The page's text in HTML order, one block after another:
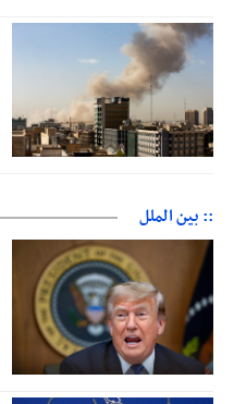
:: بین الملل